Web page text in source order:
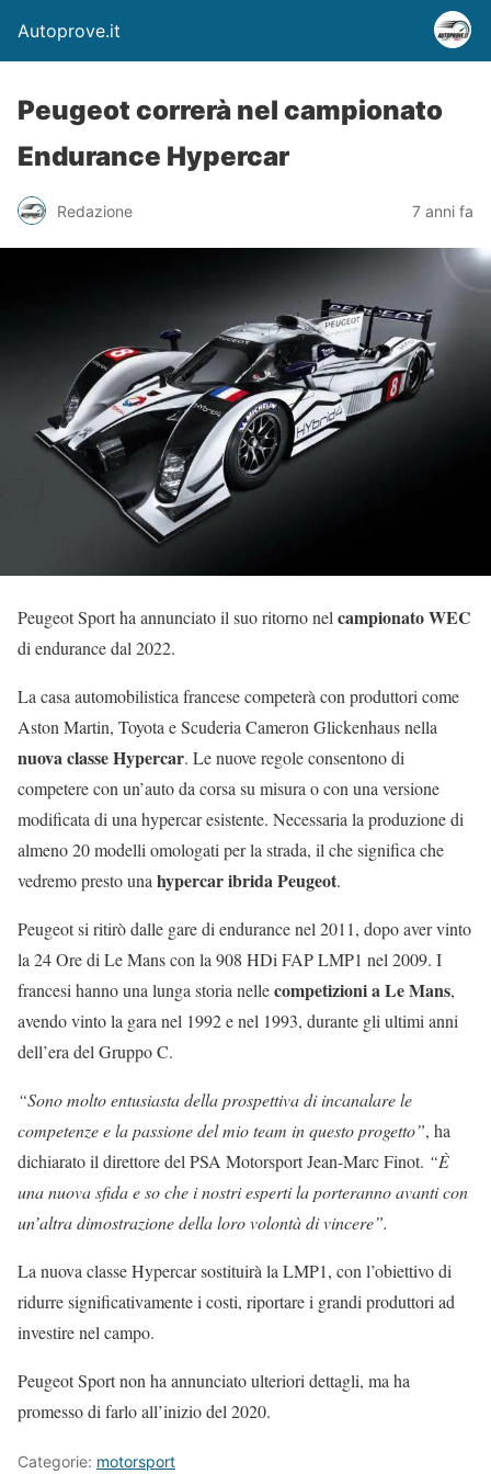
Autoprove.it
Peugeot correrà nel campionato
Endurance Hypercar
Redazione 7 anni fa
Peugeot Sport ha annunciato il suo ritorno nel campionato WEC
di endurance dal 2022.
La casa automobilistica francese competerà con produttori come
Aston Martin, Toyota e Scuderia Cameron Glickenhaus nella
nuova classe Hypercar. Le nuove regole consentono di
competere con un’auto da corsa su misura o con una versione
modificata di una hypercar esistente. Necessaria la produzione di
almeno 20 modelli omologati per la strada, il che significa che
vedremo presto una hypercar ibrida Peugeot.
Peugeot si ritirò dalle gare di endurance nel 2011, dopo aver vinto
la 24 Ore di Le Mans con la 908 HDi FAP LMP1 nel 2009. I
francesi hanno una lunga storia nellecompetizioni a Le Mans,
avendo vinto la gara nel 1992 e nel 1993, durante gli ultimi anni
dell’era del Gruppo C.
“Sono molto entusiasta della prospettiva di incanalare le
competenze e la passione del mio team in questo progetto”, ha
dichiarato il direttore del PSA Motorsport Jean-Marc Finot. “È
una nuova sfida e so che i nostri esperti la porteranno avanti con
un’altra dimostrazione della loro volontà di vincere”.
La nuova classe Hypercar sostituirà la LMP1, con l’obiettivo di
ridurre significativamente i costi, riportare i grandi produttori ad
investire nel campo.
Peugeot Sport non ha annunciato ulteriori dettagli, ma ha
promesso di farlo all’inizio del 2020.
Categorie: motorsport